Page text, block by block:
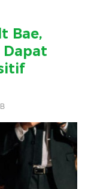
Bae,
Dapat